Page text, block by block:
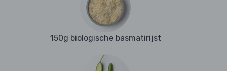
150g biologische basmatirijst